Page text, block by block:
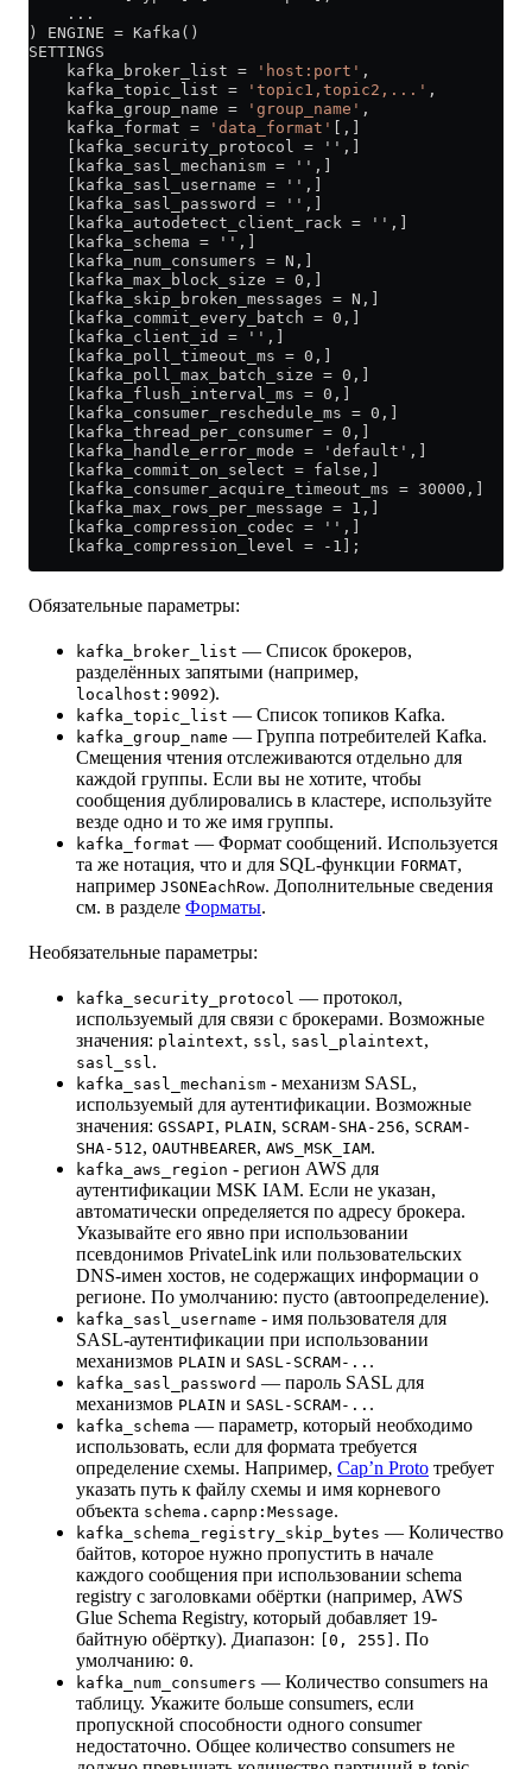
    ...
) ENGINE = Kafka()
SETTINGS
    kafka_broker_list
= 'host:port' ,
    kafka_topic_list
= 'topic1,topic2,...' ,
    kafka_group_name
= 'group_name' ,
    kafka_format
= 'data_format'
[,]
    [kafka_security_protocol = '',]
    [kafka_sasl_mechanism = '',]
    [kafka_sasl_username = '',]
    [kafka_sasl_password = '',]
    [kafka_autodetect_client_rack = '',]
    [kafka_schema = '',]
    [kafka_num_consumers = N,]
    [kafka_max_block_size = 0,]
    [kafka_skip_broken_messages = N,]
    [kafka_commit_every_batch = 0,]
    [kafka_client_id = '',]
    [kafka_poll_timeout_ms = 0,]
    [kafka_poll_max_batch_size = 0,]
    [kafka_flush_interval_ms = 0,]
    [kafka_consumer_reschedule_ms = 0,]
    [kafka_thread_per_consumer = 0,]
    [kafka_handle_error_mode = 'default',]
    [kafka_commit_on_select = false,]
    [kafka_consumer_acquire_timeout_ms = 30000,]
    [kafka_max_rows_per_message = 1,]
    [kafka_compression_codec = '',]
    [kafka_compression_level = -1];
Обязательные параметры:
kafka_broker_list — Список брокеров,
разделённых запятыми (например,
localhost:9092).
kafka_topic_list — Список топиков Kafka.
kafka_group_name — Группа потребителей Kafka.
Смещения чтения отслеживаются отдельно для
каждой группы. Если вы не хотите, чтобы
сообщения дублировались в кластере, используйте
везде одно и то же имя группы.
kafka_format — Формат сообщений. Используется
та же нотация, что и для SQL-функции FORMAT,
например JSONEachRow. Дополнительные сведения
см. в разделе Форматы.
Необязательные параметры:
kafka_security_protocol — протокол,
используемый для связи с брокерами. Возможные
значения: plaintext, ssl, sasl_plaintext,
sasl_ssl.
kafka_sasl_mechanism - механизм SASL,
используемый для аутентификации. Возможные
значения: GSSAPI, PLAIN, SCRAM-SHA-256, SCRAM-
SHA-512, OAUTHBEARER, AWS_MSK_IAM.
kafka_aws_region - регион AWS для
аутентификации MSK IAM. Если не указан,
автоматически определяется по адресу брокера.
Указывайте его явно при использовании
псевдонимов PrivateLink или пользовательских
DNS-имен хостов, не содержащих информации о
регионе. По умолчанию: пусто (автоопределение).
kafka_sasl_username - имя пользователя для
SASL-аутентификации при использовании
механизмов PLAIN и SASL-SCRAM-.. .
kafka_sasl_password — пароль SASL для
механизмов PLAIN и SASL-SCRAM-.. .
kafka_schema — параметр, который необходимо
использовать, если для формата требуется
определение схемы. Например, Cap’n Proto требует
указать путь к файлу схемы и имя корневого
объекта schema.capnp:Message.
kafka_schema_registry_skip_bytes — Количество
байтов, которое нужно пропустить в начале
каждого сообщения при использовании schema
registry с заголовками обёртки (например, AWS
Glue Schema Registry, который добавляет 19-
байтную обёртку). Диапазон:
[0, 255] . По
умолчанию: 0.
kafka_num_consumers — Количество consumers на
таблицу. Укажите больше consumers, если
пропускной способности одного consumer
недостаточно. Общее количество consumers не